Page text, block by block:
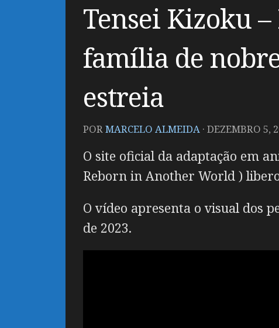
Tensei Kizoku
família de
estreia
PORMARCELO ALMEIDA · DEZEMBRO 5,
O site oficial da adaptação em
Reborn in Another World )
O vídeo apresenta o visual dos
de 2023.